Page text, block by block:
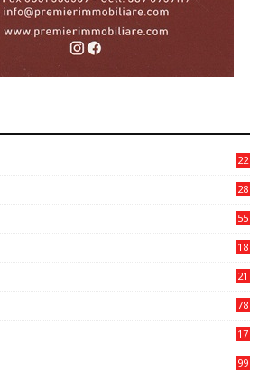
22
28
55
18
21
78
17
99